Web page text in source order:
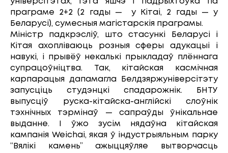
праграме 2+2 (2 гады — у Кітаі, 2 гады — у
Беларусі), сумесныя магістарскія праграмы.
Міністр падкрэсліў, што стасункі Беларусі і
Кітая ахопліваюць розныя сферы адукацыі і
навукі, і прывёў некалькі прыкладаў плённага
супрацоўніцтва. Так, кітайская касмічная
карпарацыя дапамагла Белдзяржуніверсітэту
запусціць студэнцкі спадарожнік. БНТУ
выпусціў руска-кітайска-англійскі слоўнік
тэхнічных тэрмінаў — сапраўды ўнікальнае
выданне. І ўжо зусім нядаўна кітайская
кампанія Weichai, якая ў індустрыяльным парку
“Вялікі камень” ажыццяўляе вытворчасць